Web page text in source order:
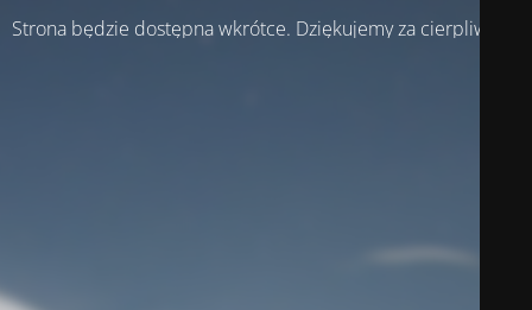
Strona będzie dostępna wkrótce. Dziękujemy za cierpliwość!